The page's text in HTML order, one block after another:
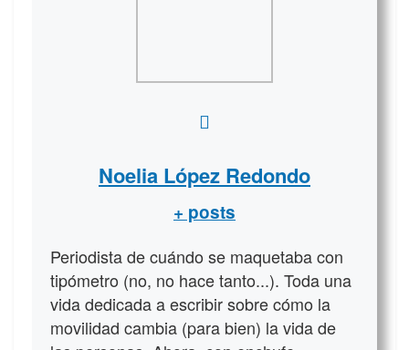
Noelia López Redondo
+ posts
Periodista de cuándo se maquetaba con
tipómetro (no, no hace tanto...). Toda una
vida dedicada a escribir sobre cómo la
movilidad cambia (para bien) la vida de